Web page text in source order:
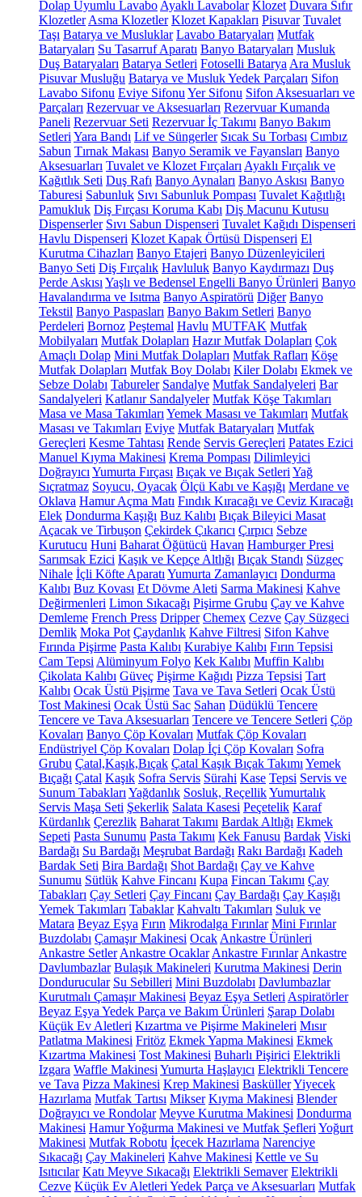
Dolap Uyumlu Lavabo Ayaklı Lavabolar Klozet Duvara Sıfır
Klozetler Asma Klozetler Klozet Kapakları Pisuvar Tuvalet
Taşı Batarya ve Musluklar Lavabo Bataryaları Mutfak
Bataryaları Su Tasarruf Aparatı Banyo Bataryaları Musluk
Duş Bataryaları Batarya Setleri Fotoselli Batarya Ara Musluk
Pisuvar Musluğu Batarya ve Musluk Yedek Parçaları Sifon
Lavabo Sifonu Eviye Sifonu Yer Sifonu Sifon Aksesuarları ve
Parçaları Rezervuar ve Aksesuarları Rezervuar Kumanda
Paneli Rezervuar Seti Rezervuar İç Takımı Banyo Bakım
Setleri Yara Bandı Lif ve Süngerler Sıcak Su Torbası Cımbız
Sabun Tırnak Makası Banyo Seramik ve Fayansları Banyo
Aksesuarları Tuvalet ve Klozet Fırçaları Ayaklı Fırçalık ve
Kağıtlık Seti Duş Rafı Banyo Aynaları Banyo Askısı Banyo
Taburesi Sabunluk Sıvı Sabunluk Pompası Tuvalet Kağıtlığı
Pamukluk Diş Fırçası Koruma Kabı Diş Macunu Kutusu
Dispenserler Sıvı Sabun Dispenseri Tuvalet Kağıdı Dispenseri
Havlu Dispenseri Klozet Kapak Örtüsü Dispenseri El
Kurutma Cihazları Banyo Etajeri Banyo Düzenleyicileri
Banyo Seti Diş Fırçalık Havluluk Banyo Kaydırmazı Duş
Perde Askısı Yaşlı ve Bedensel Engelli Banyo Ürünleri Banyo
Havalandırma ve Isıtma Banyo Aspiratörü Diğer Banyo
Tekstil Banyo Paspasları Banyo Bakım Setleri Banyo
Perdeleri Bornoz Peştemal Havlu MUTFAK Mutfak
Mobilyaları Mutfak Dolapları Hazır Mutfak Dolapları Çok
Amaçlı Dolap Mini Mutfak Dolapları Mutfak Rafları Köşe
Mutfak Dolapları Mutfak Boy Dolabı Kiler Dolabı Ekmek ve
Sebze Dolabı Tabureler Sandalye Mutfak Sandalyeleri Bar
Sandalyeleri Katlanır Sandalyeler Mutfak Köşe Takımları
Masa ve Masa Takımları Yemek Masası ve Takımları Mutfak
Masası ve Takımları Eviye Mutfak Bataryaları Mutfak
Gereçleri Kesme Tahtası Rende Servis Gereçleri Patates Ezici
Manuel Kıyma Makinesi Krema Pompası Dilimleyici
Doğrayıcı Yumurta Fırçası Bıçak ve Bıçak Setleri Yağ
Sıçratmaz Soyucu, Oyacak Ölçü Kabı ve Kaşığı Merdane ve
Oklava Hamur Açma Matı Fındık Kıracağı ve Ceviz Kıracağı
Elek Dondurma Kaşığı Buz Kalıbı Bıçak Bileyici Masat
Açacak ve Tirbuşon Çekirdek Çıkarıcı Çırpıcı Sebze
Kurutucu Huni Baharat Öğütücü Havan Hamburger Presi
Sarımsak Ezici Kaşık ve Kepçe Altlığı Bıçak Standı Süzgeç
Nihale İçli Köfte Aparatı Yumurta Zamanlayıcı Dondurma
Kalıbı Buz Kovası Et Dövme Aleti Sarma Makinesi Kahve
Değirmenleri Limon Sıkacağı Pişirme Grubu Çay ve Kahve
Demleme French Press Dripper Chemex Cezve Çay Süzgeci
Demlik Moka Pot Çaydanlık Kahve Filtresi Sifon Kahve
Fırında Pişirme Pasta Kalıbı Kurabiye Kalıbı Fırın Tepsisi
Cam Tepsi Alüminyum Folyo Kek Kalıbı Muffin Kalıbı
Çikolata Kalıbı Güveç Pişirme Kağıdı Pizza Tepsisi Tart
Kalıbı Ocak Üstü Pişirme Tava ve Tava Setleri Ocak Üstü
Tost Makinesi Ocak Üstü Sac Sahan Düdüklü Tencere
Tencere ve Tava Aksesuarları Tencere ve Tencere Setleri Çöp
Kovaları Banyo Çöp Kovaları Mutfak Çöp Kovaları
Endüstriyel Çöp Kovaları Dolap İçi Çöp Kovaları Sofra
Grubu Çatal,Kaşık,Bıçak Çatal Kaşık Bıçak Takımı Yemek
Bıçağı Çatal Kaşık Sofra Servis Sürahi Kase Tepsi Servis ve
Sunum Tabakları Yağdanlık Sosluk, ReçellikYumurtalık
Servis Maşa Seti Şekerlik Salata Kasesi Peçetelik Karaf
Kürdanlık Çerezlik Baharat Takımı Bardak Altlığı Ekmek
Sepeti Pasta Sunumu Pasta Takımı Kek Fanusu Bardak Viski
Bardağı Su Bardağı Meşrubat Bardağı Rakı Bardağı Kadeh
Bardak Seti Bira Bardağı Shot Bardağı Çay ve Kahve
Sunumu Sütlük Kahve Fincanı Kupa Fincan Takımı Çay
Tabakları Çay Setleri Çay Fincanı Çay Bardağı Çay Kaşığı
Yemek Takımları Tabaklar Kahvaltı Takımları Suluk ve
Matara Beyaz Eşya Fırın Mikrodalga Fırınlar Mini Fırınlar
Buzdolabı Çamaşır Makinesi Ocak Ankastre Ürünleri
Ankastre Setler Ankastre Ocaklar Ankastre Fırınlar Ankastre
Davlumbazlar Bulaşık Makineleri Kurutma Makinesi Derin
Dondurucular Su Sebilleri Mini Buzdolabı Davlumbazlar
Kurutmalı Çamaşır Makinesi Beyaz Eşya Setleri Aspiratörler
Beyaz Eşya Yedek Parça ve Bakım Ürünleri Şarap Dolabı
Küçük Ev Aletleri Kızartma ve Pişirme Makineleri Mısır
Patlatma Makinesi Fritöz Ekmek Yapma Makinesi Ekmek
Kızartma Makinesi Tost Makinesi Buharlı Pişirici Elektrikli
Izgara Waffle Makinesi Yumurta Haşlayıcı Elektrikli Tencere
ve Tava Pizza Makinesi Krep Makinesi BasküllerYiyecek
Hazırlama Mutfak Tartısı Mikser Kıyma Makinesi Blender
Doğrayıcı ve Rondolar Meyve Kurutma Makinesi Dondurma
Makinesi Hamur Yoğurma Makinesi ve Mutfak Şefleri Yoğurt
Makinesi Mutfak Robotu İçecek Hazırlama Narenciye
Sıkacağı Çay Makineleri Kahve Makinesi Kettle ve Su
Isıtıcılar Katı Meyve Sıkacağı Elektrikli Semaver Elektrikli
Cezve Küçük Ev Aletleri Yedek Parça ve Aksesuarları Mutfak